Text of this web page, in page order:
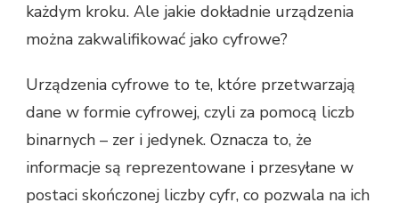
każdym kroku. Ale jakie dokładnie urządzenia
można zakwalifikować jako cyfrowe?
Urządzenia cyfrowe to te, które przetwarzają
dane w formie cyfrowej, czyli za pomocą liczb
binarnych – zer i jedynek. Oznacza to, że
informacje są reprezentowane i przesyłane w
postaci skończonej liczby cyfr, co pozwala na ich